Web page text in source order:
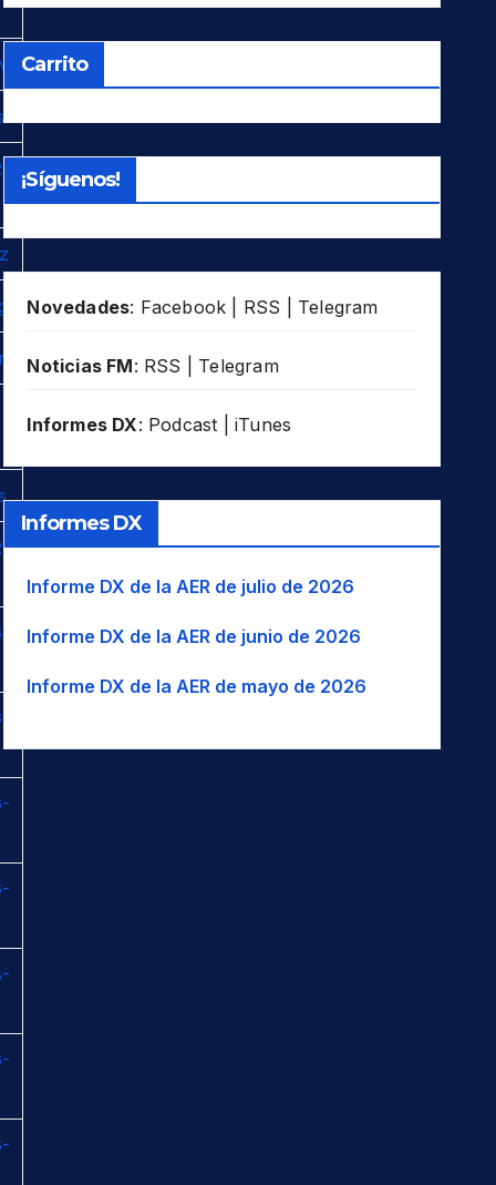
Carrito
¡Síguenos!
Novedades: Facebook RSS Telegram
Noticias FM: RSS Telegram
Informes DX: Podcast iTunes
Informes DX
Informe DX de la AER de julio de 2026
Informe DX de la AER de junio de 2026
Informe DX de la AER de mayo de 2026